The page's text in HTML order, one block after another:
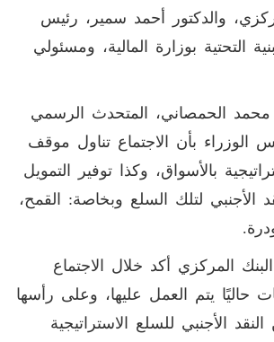
والدكتور أحمد سمير، رئيس
التحتية بوزارة المالية، ومسئولي
محمد الحمصاني، المتحدث الرسمي
الوزراء بأن الاجتماع تناول موقف
بالأسواق، وكذا توفير التمويل
الأجنبي لتلك السلع وبخاصة: القمح،
المركزي أكد خلال الاجتماع
حاليًا يتم العمل عليها، وعلى رأسها
الأجنبي للسلع الاستراتيجية